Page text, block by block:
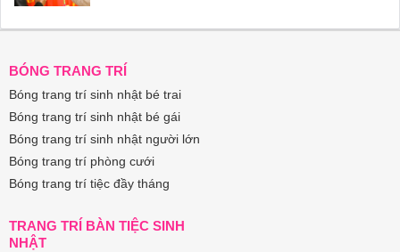
BÓNG TRANG TRÍ
Bóng trang trí sinh nhật bé trai
Bóng trang trí sinh nhật bé gái
Bóng trang trí sinh nhật người lớn
Bóng trang trí phòng cưới
Bóng trang trí tiệc đầy tháng
TRANG TRÍ BÀN TIỆC SINH
NHẬT